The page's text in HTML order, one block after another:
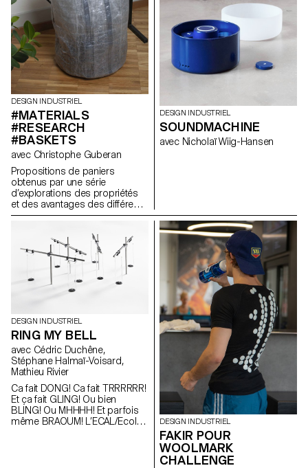
DESIGN INDUSTRIEL
#MATERIALS
#RESEARCH
#BASKETS
avec Christophe Guberan
Propositions de paniers
obtenus par une série
d’explorations des propriétés
et des avantages des différents
matériaux abordés, en
et ses dérivés, les plastiques et
les textiles. Ce projet a été
réalisé par les étudiants de 1e
année en Bachelor Design
Industriel et de Produits.
DESIGN INDUSTRIEL
SOUNDMACHINE
avec Nicholaï Wiig-Hansen
DESIGN INDUSTRIEL
RING MY BELL
avec Cédric Duchêne,
Stéphane Halmaï-Voisard,
Mathieu Rivier
Ca fait DONG! Ca fait TRRRRRR!
Et ça fait GLING! Ou bien
BLING! Ou MHHHH! Et parfois
même BRAOUM! L’ECAL/Ecole
DESIGN INDUSTRIEL
FAKIR POUR
WOOLMARK
CHALLENGE